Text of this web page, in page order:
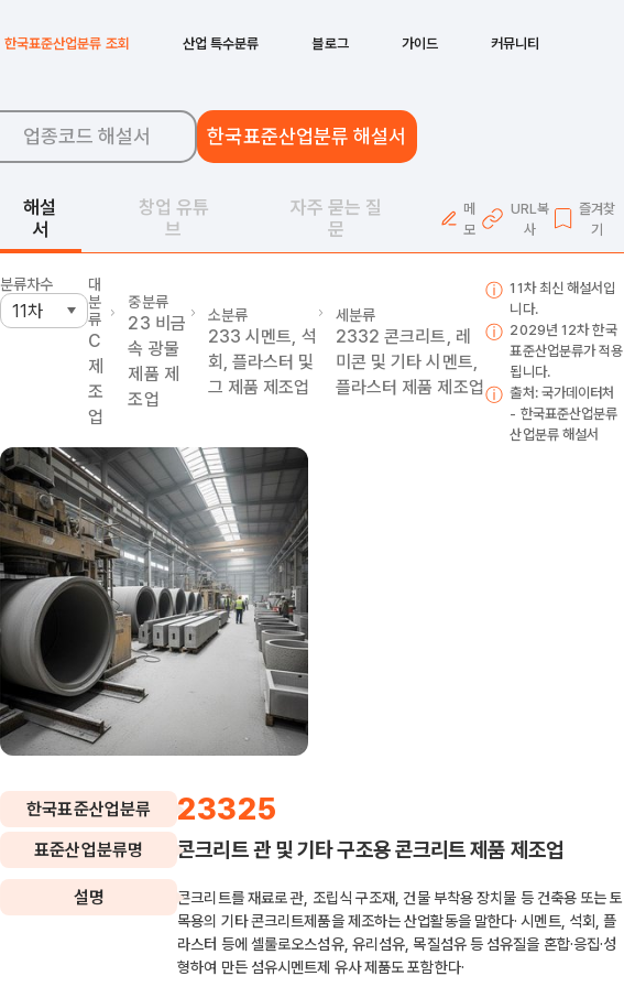
한국표준산업분류 조회 산업 특수분류 블로그 가이드 커뮤니티
업종코드 해설서 한국표준산업분류 해설서
해설
서
창업 유튜
브
자주 묻는 질
문
메
모
URL복
사
즐겨찾
기
분류차수
대
분
류
C
제
조
업
중분류
23 비금
속 광물
제품 제
조업
소분류
233 시멘트, 석
회, 플라스터 및
그 제품 제조업
세분류
2332 콘크리트, 레
미콘 및 기타 시멘트,
플라스터 제품 제조업
11차 최신 해설서입
니다.
2029년 12차 한국
표준산업분류가 적용
됩니다.
출처: 국가데이터처
- 한국표준산업분류
산업분류 해설서
한국표준산업분류 23325
표준산업분류명 콘크리트 관 및 기타 구조용 콘크리트 제품 제조업
설명
콘크리트를 재료로 관, 조립식 구조재, 건물 부착용 장치물 등 건축용 또는 토
목용의 기타 콘크리트제품을 제조하는 산업활동을 말한다· 시멘트, 석회, 플
라스터 등에 셀룰로오스섬유, 유리섬유, 목질섬유 등 섬유질을 혼합·응집·성
형하여 만든 섬유시멘트제 유사 제품도 포함한다·